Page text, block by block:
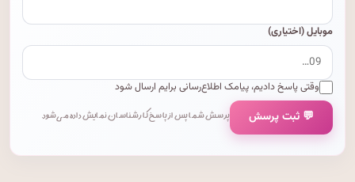
موبایل (اختیاری)
وقتی پاسخ دادیم، پیامک اطلاع‌رسانی برایم ارسال شود
💬 ثبت پرسش پرسش شما پس از پاسخ کارشناسان نمایش داده می‌شود.